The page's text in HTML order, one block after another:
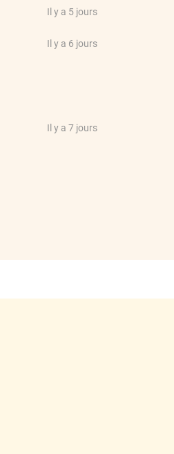
Il y a 5 jours
Il y a 6 jours
Il y a 7 jours